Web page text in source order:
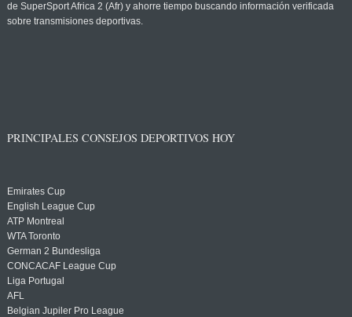
de SuperSport Africa 2 (Afr) y ahorre tiempo buscando información verificada
sobre transmisiones deportivas.
PRINCIPALES CONSEJOS DEPORTIVOS HOY
Emirates Cup
English League Cup
ATP Montreal
WTA Toronto
German 2 Bundesliga
CONCACAF League Cup
Liga Portugal
AFL
Belgian Jupiler Pro League